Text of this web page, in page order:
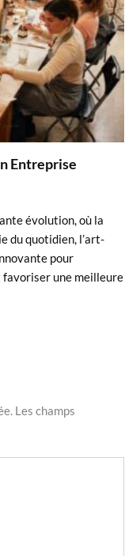
Entreprise
évolution, où la
du quotidien, l’art-
pour
une meilleure
Les champs